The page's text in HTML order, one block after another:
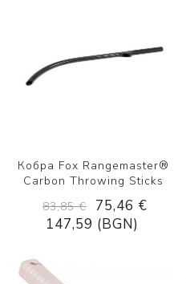
Кобра Fox Rangemaster®
Carbon Throwing Sticks
83,85 €
75,46 €
147,59 (BGN)